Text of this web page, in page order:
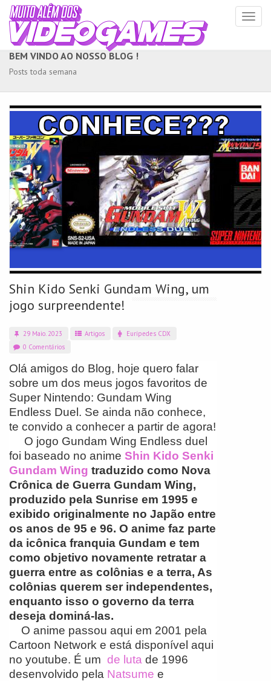
BEM VINDO AO NOSSO BLOG !
Posts toda semana
Shin Kido Senki Gundam Wing, um
jogo surpreendente!
29 Maio. 2023 Artigos
Eurípedes CDX
0 Comentários
Olá amigos do Blog, hoje quero falar
sobre um dos meus jogos favoritos de
Super Nintendo: Gundam Wing
Endless Duel. Se ainda não conhece,
te convido a conhecer a partir de agora!
O jogo Gundam Wing Endless duel
foi baseado no anime Shin Kido Senki
Gundam Wing traduzido como Nova
Crônica de Guerra Gundam Wing,
produzido pela Sunrise em 1995 e
exibido originalmente no Japão entre
os anos de 95 e 96. O anime faz parte
da icônica franquia Gundam e tem
como objetivo novamente retratar a
guerra entre as colônias e a terra, As
colônias querem ser independentes,
enquanto isso o governo da terra
deseja dominá-las.
O anime passou aqui em 2001 pela
Cartoon Network e está disponível aqui
no youtube. É um de luta de 1996
desenvolvido pela Natsume e